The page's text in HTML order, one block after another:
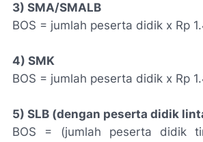
3) SMA/SMALB
BOS = jumlah peserta didik x Rp
4) SMK
BOS = jumlah peserta didik x Rp
5) SLB (dengan peserta didik
BOS = (jumlah peserta didik